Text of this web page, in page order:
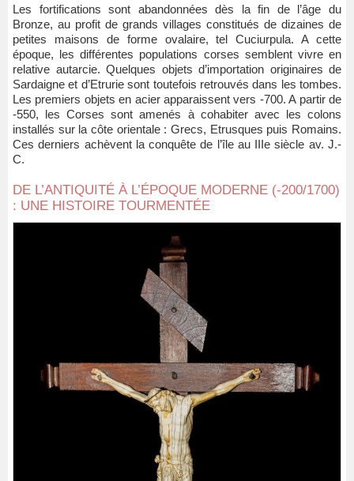
Les fortifications sont abandonnées dès la fin de l’âge du
Bronze, au profit de grands villages constitués de dizaines de
petites maisons de forme ovalaire, tel Cuciurpula. A cette
époque, les différentes populations corses semblent vivre en
relative autarcie. Quelques objets d’importation originaires de
Sardaigne et d’Etrurie sont toutefois retrouvés dans les tombes.
Les premiers objets en acier apparaissent vers -700. A partir de
-550, les Corses sont amenés à cohabiter avec les colons
installés sur la côte orientale : Grecs, Etrusques puis Romains.
Ces derniers achèvent la conquête de l’île au IIIe siècle av. J.-
C.
DE L’ANTIQUITÉ À L’ÉPOQUE MODERNE (-200/1700)
: UNE HISTOIRE TOURMENTÉE